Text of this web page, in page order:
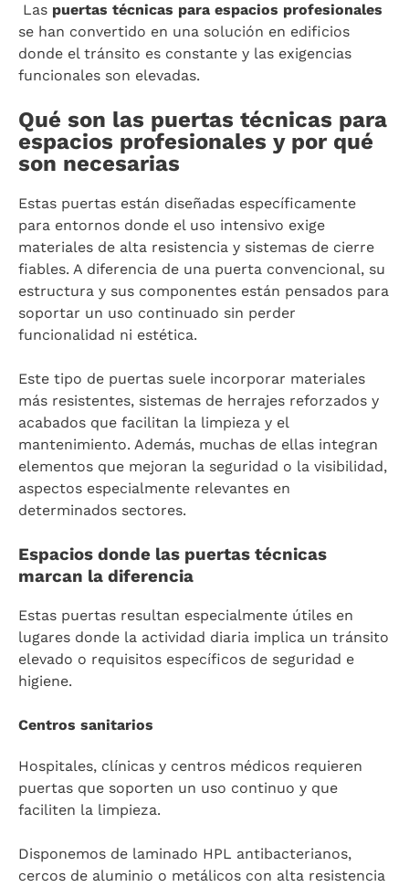
Las puertas técnicas para espacios profesionales
se han convertido en una solución en edificios
donde el tránsito es constante y las exigencias
funcionales son elevadas.
Qué son las puertas técnicas para
espacios profesionales y por qué
son necesarias
Estas puertas están diseñadas específicamente
para entornos donde el uso intensivo exige
materiales de alta resistencia y sistemas de cierre
fiables. A diferencia de una puerta convencional, su
estructura y sus componentes están pensados para
soportar un uso continuado sin perder
funcionalidad ni estética.
Este tipo de puertas suele incorporar materiales
más resistentes, sistemas de herrajes reforzados y
acabados que facilitan la limpieza y el
mantenimiento. Además, muchas de ellas integran
elementos que mejoran la seguridad o la visibilidad,
aspectos especialmente relevantes en
determinados sectores.
Espacios donde las puertas técnicas
marcan la diferencia
Estas puertas resultan especialmente útiles en
lugares donde la actividad diaria implica un tránsito
elevado o requisitos específicos de seguridad e
higiene.
Centros sanitarios
Hospitales, clínicas y centros médicos requieren
puertas que soporten un uso continuo y que
faciliten la limpieza.
Disponemos de laminado HPL antibacterianos,
cercos de aluminio o metálicos con alta resistencia